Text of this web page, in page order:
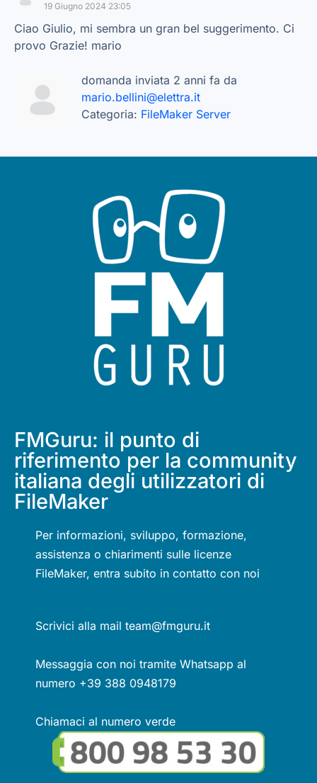
19 Giugno 2024 23:05
Ciao Giulio, mi sembra un gran bel suggerimento. Ci
provo Grazie! mario
domanda inviata 2 anni fa da
mario.bellini@elettra.it
Categoria: FileMaker Server
FMGuru: il punto di
riferimento per la community
italiana degli utilizzatori di
FileMaker
Per informazioni, sviluppo, formazione,
assistenza o chiarimenti sulle licenze
FileMaker, entra subito in contatto con noi
Scrivici alla mail team@fmguru.it
Messaggia con noi tramite Whatsapp al
numero +39 388 0948179
Chiamaci al numero verde